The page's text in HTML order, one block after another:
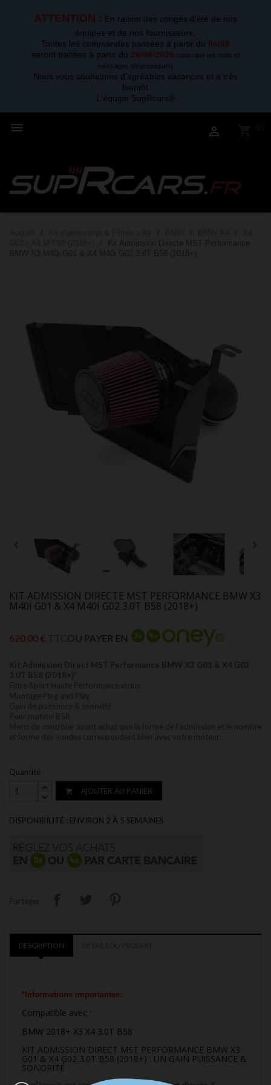
ATTENTION : En raison des congés d'été de nos
équipes et de nos fournisseurs,
Toutes les commandes passées à partir du 04/08
seront traitées à partir du 26/08/2026 (ainsi que les mails et
messages téléphoniques)
Nous vous souhaitons d'agréables vacances et à très
bientôt
L'équipe SupRcars®
 
KIT ADMISSION DIRECTE MST PERFORMANCE BMW X3
M40I G01 & X4 M40I G02 3.0T B58 (2018+)
620,00 € OU PAYER EN
Quantité
 AJOUTER AU PANIER
DISPONIBILITÉ : ENVIRON 2 À 5 SEMAINES
DESCRIPTION
*Informations importantes:
Compatible avec :
BMW 2018+ X3 X4 3.0T B58
KIT ADMISSION DIRECT MST PERFORMANCE BMW X3
G01 & X4 G02 3.0T B58 (2018+) : UN GAIN PUISSANCE &
SONORITÉ